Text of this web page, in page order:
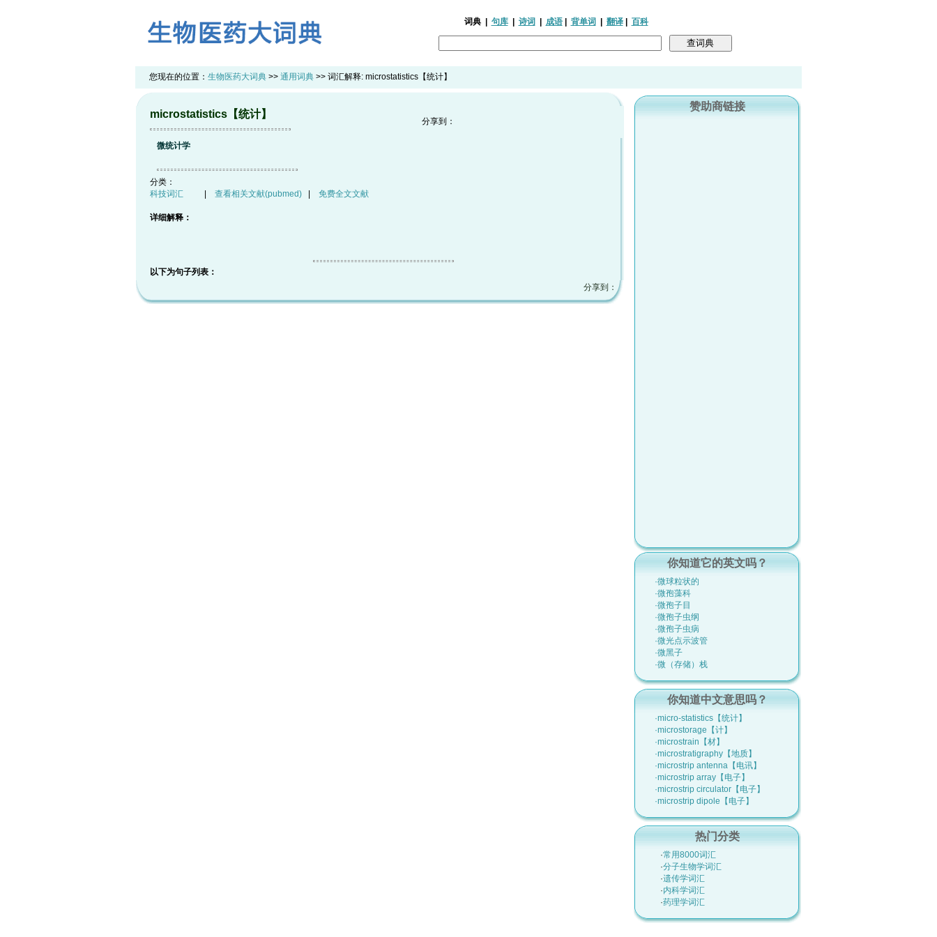
词典| 句库| 诗词 成语| 背单词 翻译| 百科
您现在的位置： 生物医药大词典 >> 通用词典 >> 词汇解释: microstatistics【统计】
microstatistics【统计】
分享到：
微统计学
分类：
科技词汇
查看相关文献(pubmed) 免费全文文献
详细解释：
以下为句子列表：
分享到：
赞助商链接
你知道它的英文吗？
·微球粒状的
·微孢藻科
·微孢子目
·微孢子虫纲
·微孢子虫病
·微光点示波管
·微黑子
·微（存储）栈
你知道中文意思吗？
·micro-statistics【统计】
·microstorage【计】
·microstrain【材】
·microstratigraphy【地质】
·microstrip antenna【电讯】
·microstrip array【电子】
·microstrip circulator【电子】
·microstrip dipole【电子】
热门分类
·常用8000词汇
·分子生物学词汇
·遗传学词汇
·内科学词汇
·药理学词汇